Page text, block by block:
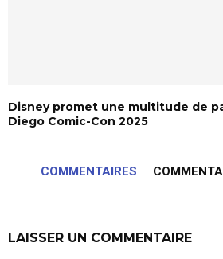
Disney promet une multitude de
Diego Comic-Con 2025
COMMENTAIRES
LAISSER UN COMMENTAIRE